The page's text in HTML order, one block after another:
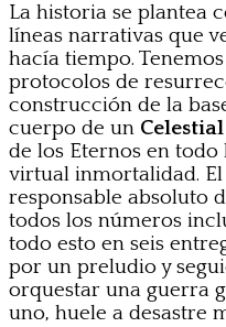
La historia se plantea
líneas narrativas que
hacía tiempo.
protocolos de
construcción de la
cuerpo de un Celestial
de los Eternos en
virtual inmortalidad.
responsable absoluto
todos los números
todo esto en seis
por un preludio y
orquestar una guerra
uno, huele a desastre